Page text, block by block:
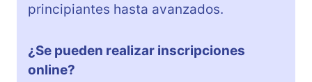
principiantes hasta avanzados.
¿Se pueden realizar inscripciones
online?